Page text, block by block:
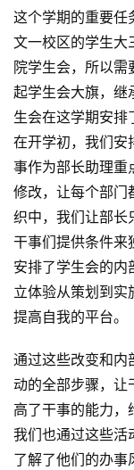
这个学期的重要任
文一校区的学生大
院学生会，所以
起学生会大旗，继
生会在这学期安排
在开学初，我们安
事作为部长助理重
修改，让每个部门
织中，我们让部长
干事们提供条件来
安排了学生会的内
立体验从策划到实
提高自我的平台。
通过这些改变和内
动的全部步骤，让
高了干事的能力，
我们也通过这些活
了解了他们的办事